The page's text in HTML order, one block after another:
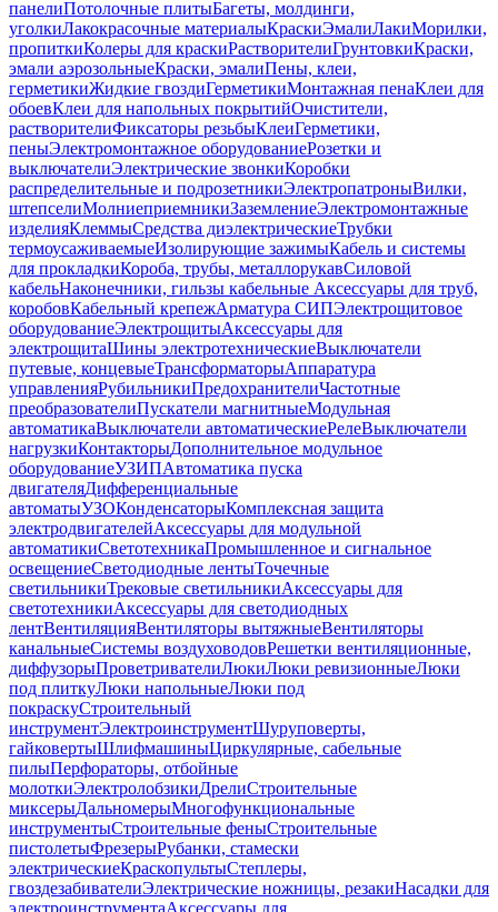
панелиПотолочные плитыБагеты, молдинги,
уголкиЛакокрасочные материалыКраскиЭмалиЛакиМорилки,
пропиткиКолеры для краскиРастворителиГрунтовкиКраски,
эмали аэрозольныеКраски, эмалиПены, клеи,
герметикиЖидкие гвоздиГерметикиМонтажная пенаКлеи для
обоевКлеи для напольных покрытийОчистители,
растворителиФиксаторы резьбыКлеиГерметики,
пеныЭлектромонтажное оборудованиеРозетки и
выключателиЭлектрические звонкиКоробки
распределительные и подрозетникиЭлектропатроныВилки,
штепселиМолниеприемникиЗаземлениеЭлектромонтажные
изделияКлеммыСредства диэлектрическиеТрубки
термоусаживаемыеИзолирующие зажимыКабель и системы
для прокладкиКороба, трубы, металлорукавСиловой
кабельНаконечники, гильзы кабельные Аксессуары для труб,
коробовКабельный крепежАрматура СИПЭлектрощитовое
оборудованиеЭлектрощитыАксессуары для
электрощитаШины электротехническиеВыключатели
путевые, концевыеТрансформаторыАппаратура
управленияРубильникиПредохранителиЧастотные
преобразователиПускатели магнитныеМодульная
автоматикаВыключатели автоматическиеРелеВыключатели
нагрузкиКонтакторыДополнительное модульное
оборудованиеУЗИПАвтоматика пуска
двигателяДифференциальные
автоматыУЗОКонденсаторыКомплексная защита
электродвигателейАксессуары для модульной
автоматикиСветотехникаПромышленное и сигнальное
освещениеСветодиодные лентыТочечные
светильникиТрековые светильникиАксессуары для
светотехникиАксессуары для светодиодных
лентВентиляцияВентиляторы вытяжныеВентиляторы
канальныеСистемы воздуховодовРешетки вентиляционные,
диффузорыПроветривателиЛюкиЛюки ревизионныеЛюки
под плиткуЛюки напольныеЛюки под
покраскуСтроительный
инструментЭлектроинструментШуруповерты,
гайковертыШлифмашиныЦиркулярные, сабельные
пилыПерфораторы, отбойные
молоткиЭлектролобзикиДрелиСтроительные
миксерыДальномерыМногофункциональные
инструментыСтроительные феныСтроительные
пистолетыФрезерыРубанки, стамески
электрическиеКраскопультыСтеплеры,
гвоздезабивателиЭлектрические ножницы, резакиНасадки для
электроинструментаАксессуары для